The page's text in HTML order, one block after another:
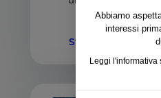
Abbiamo
interessi
Leggi l'informativa
Search in
Storie di